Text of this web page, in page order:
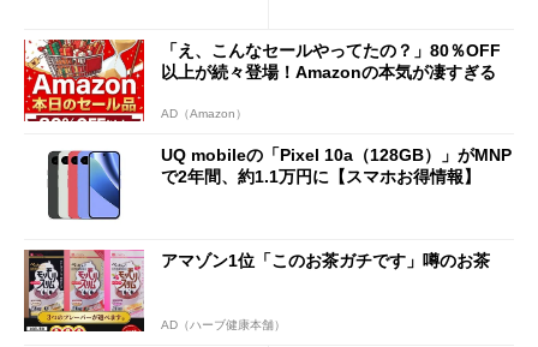
「え、こんなセールやってたの？」80％OFF
以上が続々登場！Amazonの本気が凄すぎる
AD（Amazon）
UQ mobileの「Pixel 10a（128GB）」がMNP
で2年間、約1.1万円に【スマホお得情報】
アマゾン1位「このお茶ガチです」噂のお茶
AD（ハーブ健康本舗）